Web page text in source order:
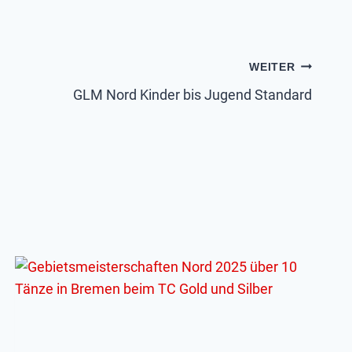
WEITER
GLM Nord Kinder bis Jugend Standard